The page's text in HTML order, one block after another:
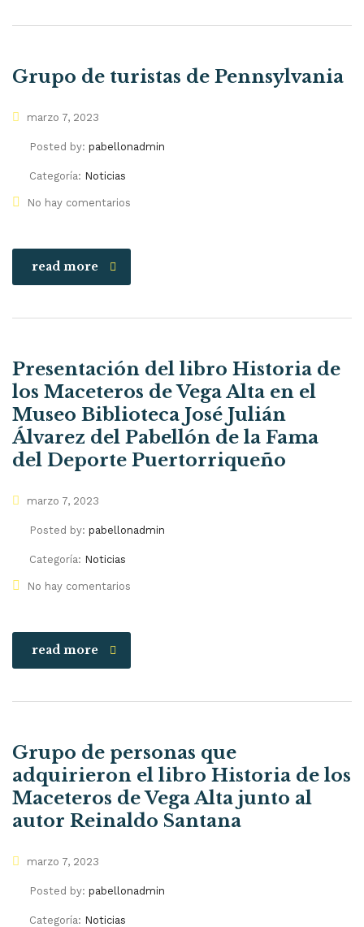
Grupo de turistas de Pennsylvania
marzo 7, 2023
Posted by: pabellonadmin
Categoría: Noticias
No hay comentarios
read more
Presentación del libro Historia de
los Maceteros de Vega Alta en el
Museo Biblioteca José Julián
Álvarez del Pabellón de la Fama
del Deporte Puertorriqueño
marzo 7, 2023
Posted by: pabellonadmin
Categoría: Noticias
No hay comentarios
read more
Grupo de personas que
adquirieron el libro Historia de los
Maceteros de Vega Alta junto al
autor Reinaldo Santana
marzo 7, 2023
Posted by: pabellonadmin
Categoría: Noticias